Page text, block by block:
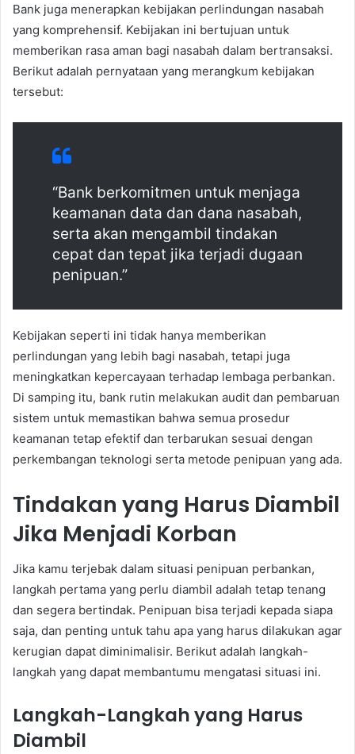
Bank juga menerapkan kebijakan perlindungan nasabah
yang komprehensif. Kebijakan ini bertujuan untuk
memberikan rasa aman bagi nasabah dalam bertransaksi.
Berikut adalah pernyataan yang merangkum kebijakan
tersebut:
“Bank berkomitmen untuk menjaga
keamanan data dan dana nasabah,
serta akan mengambil tindakan
cepat dan tepat jika terjadi dugaan
penipuan.”
Kebijakan seperti ini tidak hanya memberikan
perlindungan yang lebih bagi nasabah, tetapi juga
meningkatkan kepercayaan terhadap lembaga perbankan.
Di samping itu, bank rutin melakukan audit dan pembaruan
sistem untuk memastikan bahwa semua prosedur
keamanan tetap efektif dan terbarukan sesuai dengan
perkembangan teknologi serta metode penipuan yang ada.
Tindakan yang Harus Diambil
Jika Menjadi Korban
Jika kamu terjebak dalam situasi penipuan perbankan,
langkah pertama yang perlu diambil adalah tetap tenang
dan segera bertindak. Penipuan bisa terjadi kepada siapa
saja, dan penting untuk tahu apa yang harus dilakukan agar
kerugian dapat diminimalisir. Berikut adalah langkah-
langkah yang dapat membantumu mengatasi situasi ini.
Langkah-Langkah yang Harus
Diambil